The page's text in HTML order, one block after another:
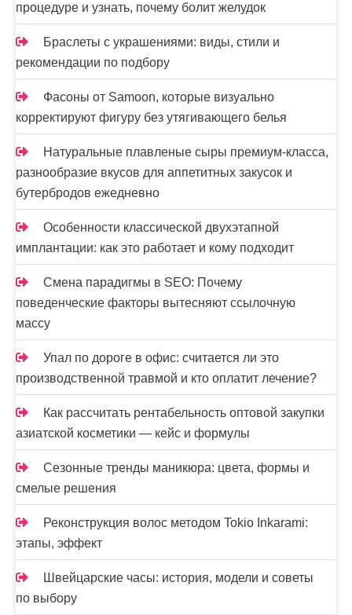
процедуре и узнать, почему болит желудок
Браслеты с украшениями: виды, стили и
рекомендации по подбору
Фасоны от Samoon, которые визуально
корректируют фигуру без утягивающего белья
Натуральные плавленые сыры премиум-класса,
разнообразие вкусов для аппетитных закусок и
бутербродов ежедневно
Особенности классической двухэтапной
имплантации: как это работает и кому подходит
Смена парадигмы в SEO: Почему
поведенческие факторы вытесняют ссылочную
массу
Упал по дороге в офис: считается ли это
производственной травмой и кто оплатит лечение?
Как рассчитать рентабельность оптовой закупки
азиатской косметики — кейс и формулы
Сезонные тренды маникюра: цвета, формы и
смелые решения
Реконструкция волос методом Tokio Inkarami:
этапы, эффект
Швейцарские часы: история, модели и советы
по выбору